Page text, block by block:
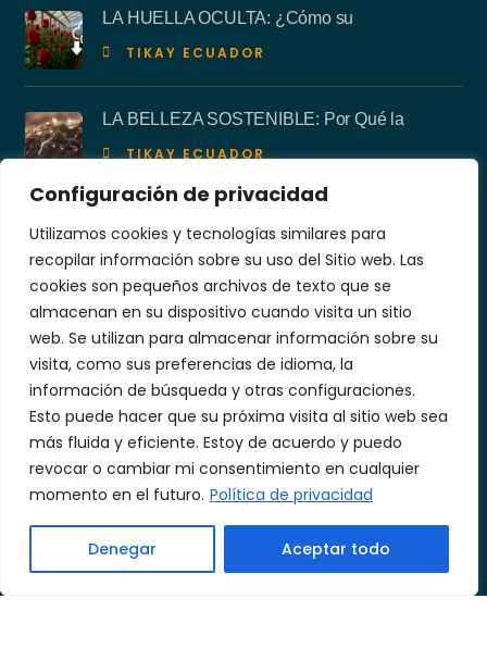
Configuración de privacidad
Utilizamos cookies y tecnologías similares para
recopilar información sobre su uso del Sitio web. Las
cookies son pequeños archivos de texto que se
almacenan en su dispositivo cuando visita un sitio
web. Se utilizan para almacenar información sobre su
visita, como sus preferencias de idioma, la
información de búsqueda y otras configuraciones.
Esto puede hacer que su próxima visita al sitio web sea
más fluida y eficiente. Estoy de acuerdo y puedo
revocar o cambiar mi consentimiento en cualquier
momento en el futuro. Política de privacidad
Denegar Aceptar todo
LA HUELLA OCULTA: ¿Cómo su
TIKAY ECUADOR
LA BELLEZA SOSTENIBLE: Por Qué la
TIKAY ECUADOR
Contáctenos
informacion@tikayecuador.com
+593 99 200 4591
Quito – Ecuador